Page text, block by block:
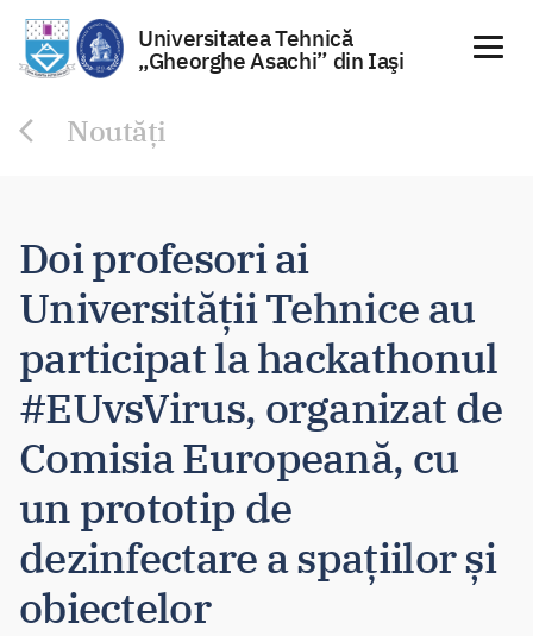
Universitatea Tehnică
„Gheorghe Asachi” din Iaşi
Noutăți
Doi profesori ai
Universității Tehnice au
participat la hackathonul
#EUvsVirus, organizat de
Comisia Europeană, cu
un prototip de
dezinfectare a spațiilor și
obiectelor